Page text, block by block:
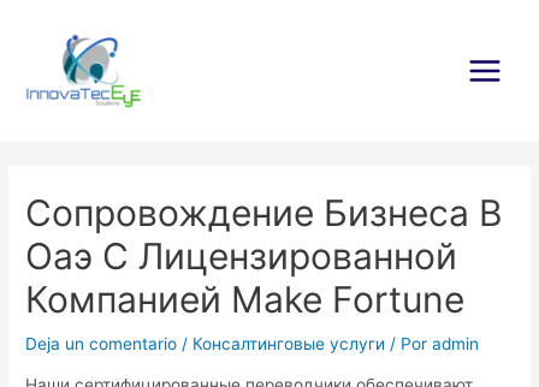
contenido
Main
Сопровождение Бизнеса В
Оаэ С Лицензированной
Компанией Make Fortune
Deja un comentario / Консалтинговые услуги / Poradmin